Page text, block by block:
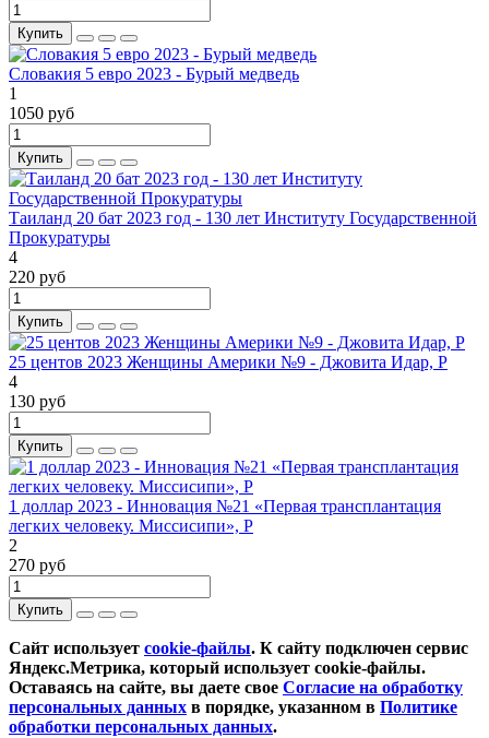
Купить
Словакия 5 евро 2023 - Бурый медведь
1
1050 руб
Купить
Таиланд 20 бат 2023 год - 130 лет Институту Государственной
Прокуратуры
4
220 руб
Купить
25 центов 2023 Женщины Америки №9 - Джовита Идар, P
4
130 руб
Купить
1 доллар 2023 - Инновация №21 «Первая трансплантация
легких человеку. Миссисипи», P
2
270 руб
Купить
Сайт использует cookie-файлы. К cайту подключен сервис
Яндекс.Метрика, который использует cookie-файлы.
Оставаясь на сайте, вы даете свое Согласие на обработку
персональных данных в порядке, указанном в Политике
обработки персональных данных.